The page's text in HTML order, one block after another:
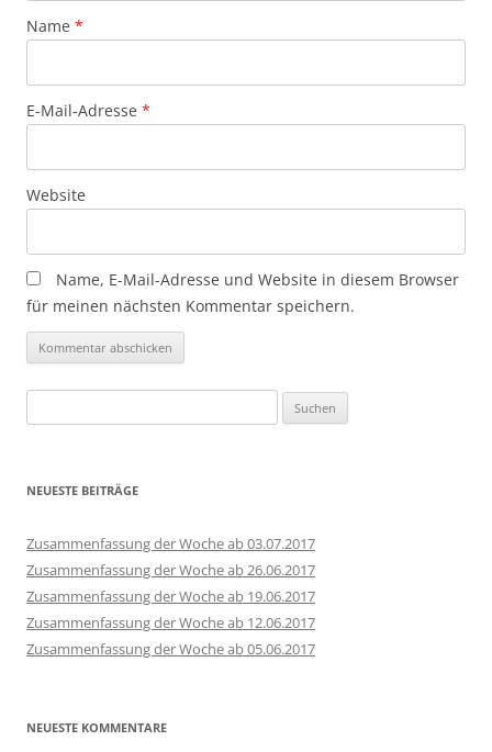
Name *
E-Mail-Adresse *
Website
Name, E-Mail-Adresse und Website in diesem Browser
für meinen nächsten Kommentar speichern.
nach:
NEUESTE BEITRÄGE
Zusammenfassung der Woche ab 03.07.2017
Zusammenfassung der Woche ab 26.06.2017
Zusammenfassung der Woche ab 19.06.2017
Zusammenfassung der Woche ab 12.06.2017
Zusammenfassung der Woche ab 05.06.2017
NEUESTE KOMMENTARE